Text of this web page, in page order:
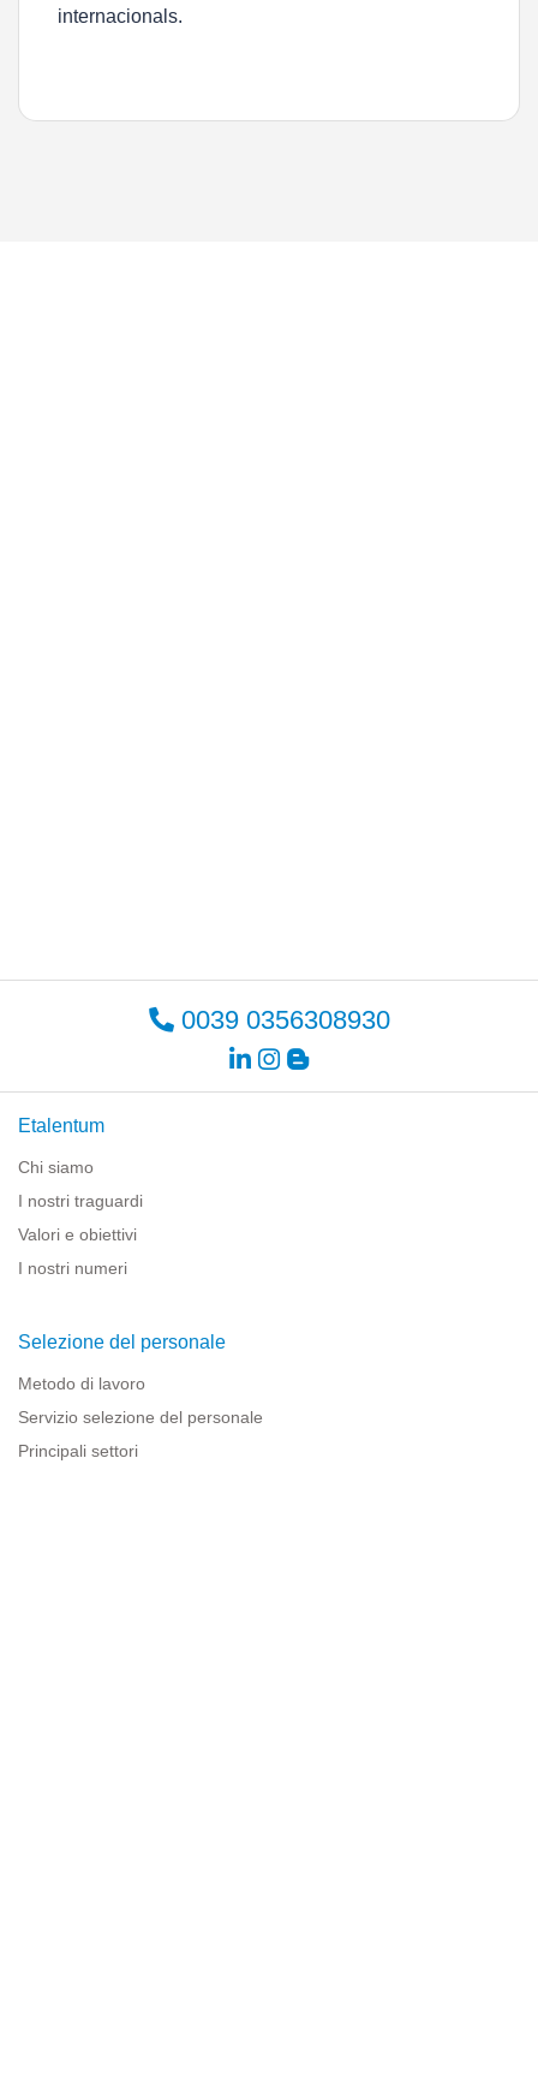
internacionals.
0039 0356308930
Etalentum
Chi siamo
I nostri traguardi
Valori e obiettivi
I nostri numeri
Selezione del personale
Metodo di lavoro
Servizio selezione del personale
Principali settori